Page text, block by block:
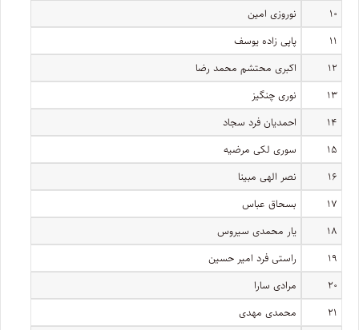
۱۰
نوروزی امین
۱۱
پاپی زاده یوسف
۱۲
اکبری محتشم محمد رضا
۱۳
نوری چنگیز
۱۴
احمدیان فرد سجاد
۱۵
سوری لکی مرضیه
۱۶
نصر الهی مبینا
۱۷
بسحاق عباس
۱۸
یار محمدی سیروس
۱۹
راستی فرد امیر حسین
۲۰
مرادی سارا
۲۱
محمدی مهدی